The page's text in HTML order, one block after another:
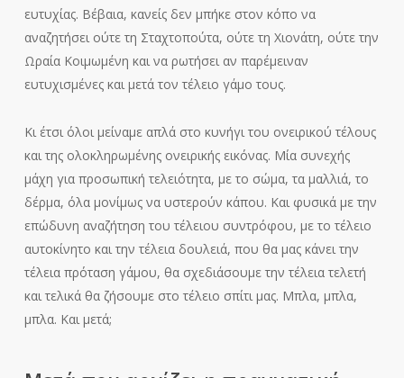
ευτυχίας. Βέβαια, κανείς δεν μπήκε στον κόπο να
αναζητήσει ούτε τη Σταχτοπούτα, ούτε τη Χιονάτη, ούτε την
Ωραία Κοιμωμένη και να ρωτήσει αν παρέμειναν
ευτυχισμένες και μετά τον τέλειο γάμο τους.
Κι έτσι όλοι μείναμε απλά στο κυνήγι του ονειρικού τέλους
και της ολοκληρωμένης ονειρικής εικόνας. Μία συνεχής
μάχη για προσωπική τελειότητα, με το σώμα, τα μαλλιά, το
δέρμα, όλα μονίμως να υστερούν κάπου. Και φυσικά με την
επώδυνη αναζήτηση του τέλειου συντρόφου, με το τέλειο
αυτοκίνητο και την τέλεια δουλειά, που θα μας κάνει την
τέλεια πρόταση γάμου, θα σχεδιάσουμε την τέλεια τελετή
και τελικά θα ζήσουμε στο τέλειο σπίτι μας. Μπλα, μπλα,
μπλα. Και μετά;